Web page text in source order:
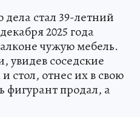
дела стал 39-летний
2025 года
чужую мебель.
соседские
стол, отнес их в свою
фигурант продал, а